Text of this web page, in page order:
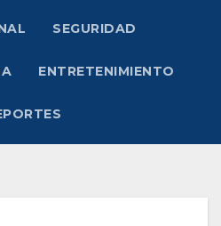
SEGURIDAD
ENTRETENIMIENTO